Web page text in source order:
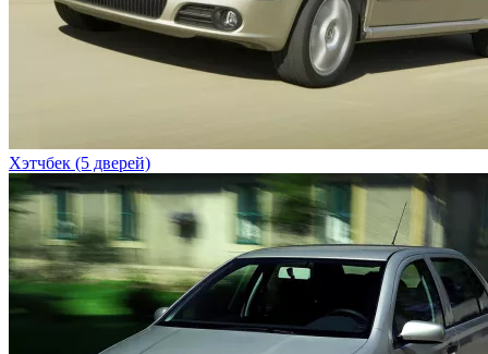
Хэтчбек (5 дверей)